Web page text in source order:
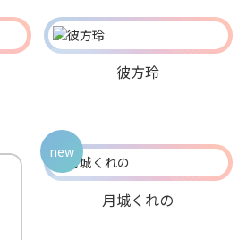
彼方玲
月城くれの
new